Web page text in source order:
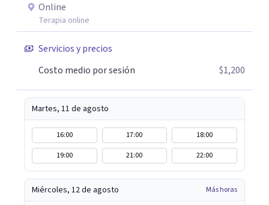
Online
Terapia online
Servicios y precios
Costo medio por sesión
$1,200
Martes, 11 de agosto
16:00 17:00
18:00
19:00
21:00 22:00
Miércoles, 12 de agosto Más horas